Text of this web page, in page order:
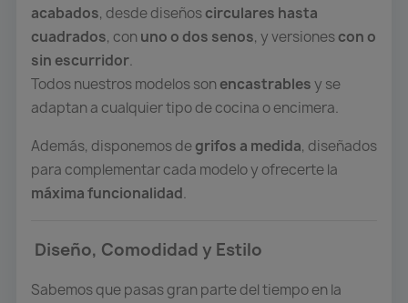
acabados, desde diseñoscirculares hasta
cuadrados, con uno o dos senos, y versionescon o
sin escurridor.
Todos nuestros modelos son encastrablesy se
adaptan a cualquier tipo de cocina o encimera.
Además, disponemos degrifos a medida, diseñados
para complementar cada modelo y ofrecerte la
máxima funcionalidad.
Diseño, Comodidad y Estilo
Sabemos que pasas gran parte del tiempo en la